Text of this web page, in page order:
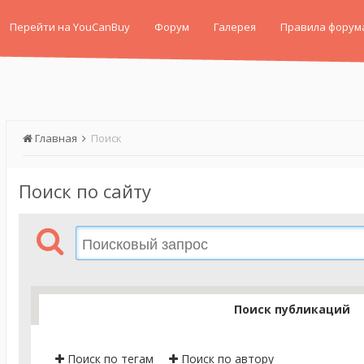
Перейти на YouCanBuy Форум Галерея Правила
Главная Поиск
Поиск по сайту
Поиск публикаций
Поиск по тегам Поиск по автору